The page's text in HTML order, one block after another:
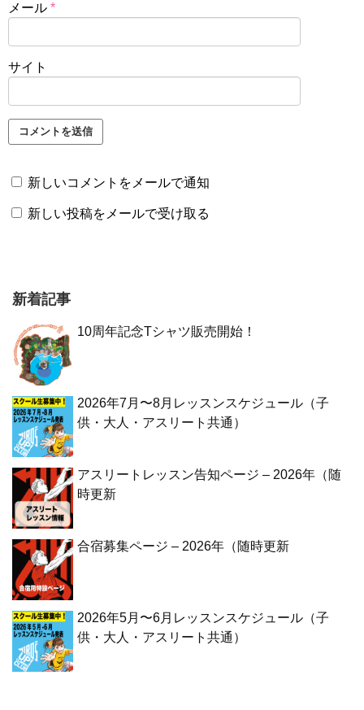
メール *
サイト
新しいコメントをメールで通知
新しい投稿をメールで受け取る
新着記事
10周年記念Tシャツ販売開始！
2026年7月〜8月レッスンスケジュール（子
供・大人・アスリート共通）
アスリートレッスン告知ページ – 2026年（随
時更新
合宿募集ページ – 2026年（随時更新
2026年5月〜6月レッスンスケジュール（子
供・大人・アスリート共通）